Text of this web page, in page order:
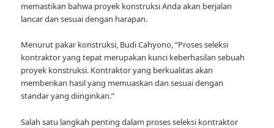
memastikan bahwa proyek konstruksi Anda akan berjalan
lancar dan sesuai dengan harapan.
Menurut pakar konstruksi, Budi Cahyono, “Proses seleksi
kontraktor yang tepat merupakan kunci keberhasilan sebuah
proyek konstruksi. Kontraktor yang berkualitas akan
memberikan hasil yang memuaskan dan sesuai dengan
standar yang diinginkan.”
Salah satu langkah penting dalam proses seleksi kontraktor